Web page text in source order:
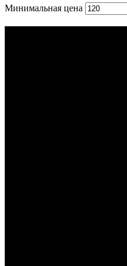
Минимальная цена